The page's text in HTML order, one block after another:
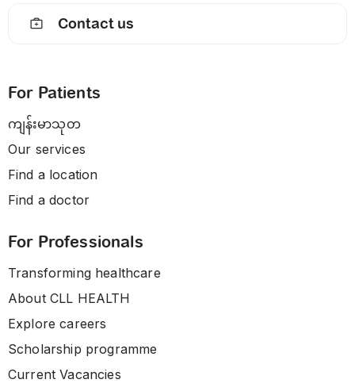
Contact us
For Patients
ကျန်းမာသုတ
Our services
Find a location
Find a doctor
For Professionals
Transforming healthcare
About CLL HEALTH
Explore careers
Scholarship programme
Current Vacancies